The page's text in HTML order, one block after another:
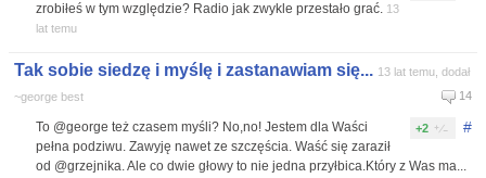
zrobiłeś w tym względzie? Radio jak zwykle przestało grać. 13
lat temu
Tak sobie siedzę i myślę i zastanawiam się... 13 lat temu, dodał
~george best
14
#
+2
To @george też czasem myśli? No,no! Jestem dla Waści
pełna podziwu. Zawyję nawet ze szczęścia. Waść się zaraził
od @grzejnika. Ale co dwie głowy to nie jedna przyłbica.Który z Was ma...